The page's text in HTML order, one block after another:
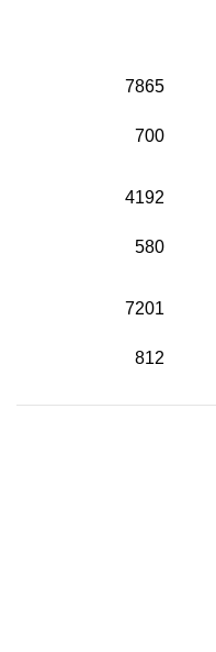
7865
700
4192
580
7201
812